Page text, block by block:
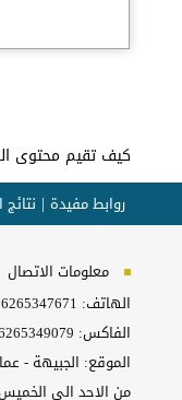
كيف تقيم محتوى
روابط مفيدة
معلومات الاتصال
الهاتف:
الفاكس:
الموقع: الجبيهة -